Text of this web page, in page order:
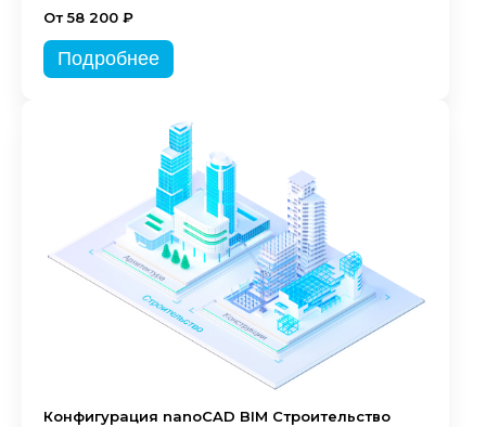
От 58 200 ₽
Подробнее
Конфигурация nanoCAD BIM Строительство